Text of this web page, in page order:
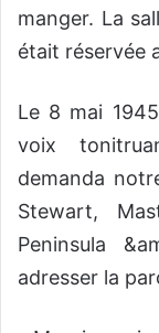
manger. La
était réservée
Le 8 mai
voix
demanda
Stewart,
Peninsula
adresser la